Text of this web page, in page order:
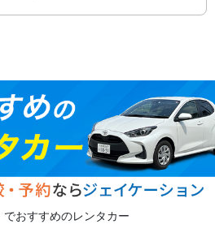
でおすすめのレンタカー